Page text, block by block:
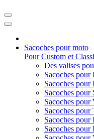
Sacoches pour moto
Pour Custom et
Des valises
Sacoches pour
Sacoches pour
Sacoches pour
Sacoches pour
Sacoches pour
Sacoches
Sacoches pour